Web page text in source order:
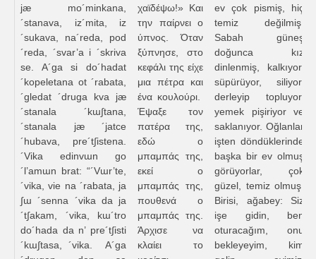
jæ mo´minkana,
´stanava, iz´mita, iz
´sukava, na´reda, pod
´reda, ´svar’a i ´skriva
se. A´ga si do´hadat
´kopeletana ot ´rabata,
´gledat ´druga kva jæ
´stanala ´kɯ∫tana,
´stanala jæ ´jatce
´hubava, pre´t∫istena.
´Vika edinvɯn go
´l’amɯn brat: “´Vɯr’te,
´vika, vie na ´rabata, ja
∫ɯ ´senna ´vika da ja
´t∫akam, ´vika, kɯ´tro
do´hada da n’ pre´t∫isti
´kɯ∫tasa, ´vika. A´ga
χαϊδέψω!» Και
την παίρνει ο
ύπνος. Όταν
ξύπνησε, στο
κεφάλι της είχε
μια πέτρα και
ένα κουλούρι.
Έψαξε τον
πατέρα της,
εδώ ο
μπαμπάς της,
εκεί ο
μπαμπάς της,
πουθενά ο
μπαμπάς της.
Άρχισε να
κλαίει το
ev çok pismiş, hiç
temiz değilmiş.
Sabah güneş
doğunca kız
dinlenmiş, kalkıyor,
süpürüyor, siliyor,
derleyip topluyor,
yemek pişiriyor ve
saklanıyor. Oğlanlar
işten döndüklerinde
başka bir ev olmuş
görüyorlar, çok
güzel, temiz olmuş.
Birisi, ağabey: Siz
işe gidin, ben
oturacağım, onu
bekleyeyim, kim